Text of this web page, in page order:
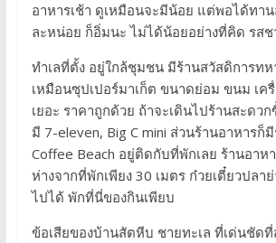
อาหารเช้า ดูเหมือนจะมีน้อย แต่พอได้ทา
ละหน่อย ก็อิ่มนะ ไม่ได้น้อยอย่างที่คิด รส
ทำเลที่ตั้ง อยู่ใกล้ชุมชน มีร้านสวัสดิการท
เหมือนซุปเปอร์มาเก็ต ขนาดย่อม ขนม เค
เยอะ ราคาถูกด้วย ถ้าจะเดินไปร้านสะดว
มี 7-eleven, Big C mini ส่วนร้านอาหารก็
Coffee Beach อยู่ติดกับที่พักเลย ร้านอาห
ห่างจากที่พักเพียง 30 เมตร ก๋วยเตี๋ยวปลา
ไปได้ พักที่นี่ของกินเพียบ
ข้อเสียของบ้านสัตหีบ ชายทะเล ที่เด่นชัด